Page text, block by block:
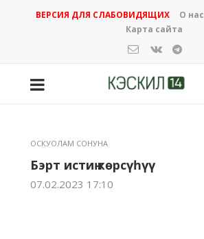
ВЕРСИЯ ДЛЯ СЛАБОВИДЯЩИХ О нас
Карта сайта
ОСКУОЛАМ СОНУНА
Бэрт истиҥ көрсүһүү
07.02.2023 17:10